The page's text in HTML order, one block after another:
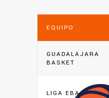
EQUIPO
GUADALAJARA
BASKET
LIGA EBA